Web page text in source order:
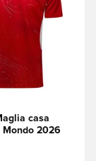
casa
Mondo 2026